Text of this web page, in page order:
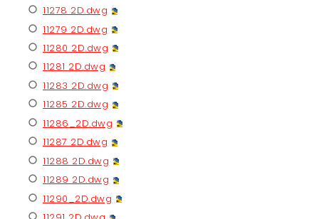
11278 2D.dwg
11279 2D.dwg
11280 2D.dwg
11281 2D.dwg
11283 2D.dwg
11285 2D.dwg
11286_2D.dwg
11287 2D.dwg
11288 2D.dwg
11289 2D.dwg
11290_2D.dwg